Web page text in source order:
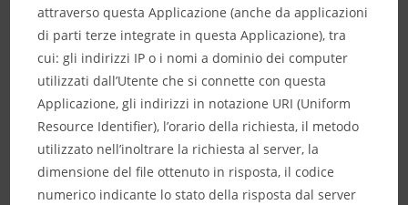
attraverso questa Applicazione (anche da applicazioni
di parti terze integrate in questa Applicazione), tra
cui: gli indirizzi IP o i nomi a dominio dei computer
utilizzati dall’Utente che si connette con questa
Applicazione, gli indirizzi in notazione URI (Uniform
Resource Identifier), l’orario della richiesta, il metodo
utilizzato nell’inoltrare la richiesta al server, la
dimensione del file ottenuto in risposta, il codice
numerico indicante lo stato della risposta dal server